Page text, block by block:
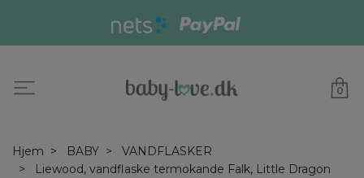
0
Hjem BABY
VANDFLASKER
Liewood, vandflaske termokande Falk, Little Dragon